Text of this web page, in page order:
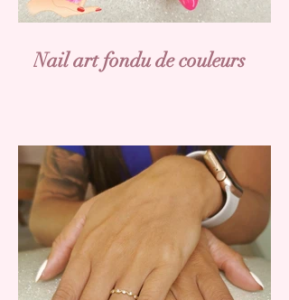
Nail art fondu de couleurs